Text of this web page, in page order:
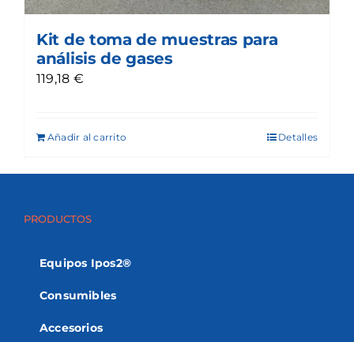
Kit de toma de muestras para
análisis de gases
119,18 €
Añadir al carrito Detalles
PRODUCTOS
Equipos Ipos2®
Consumibles
Accesorios